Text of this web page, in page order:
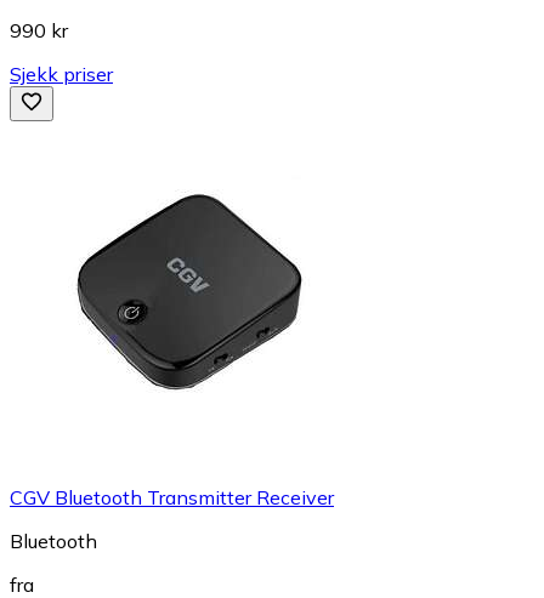
990 kr
Sjekk priser
CGV Bluetooth Transmitter Receiver
Bluetooth
fra